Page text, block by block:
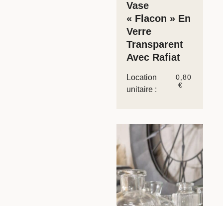
Vase
« Flacon » En
Verre
Transparent
Avec Rafiat
Location
unitaire :
0,80
€